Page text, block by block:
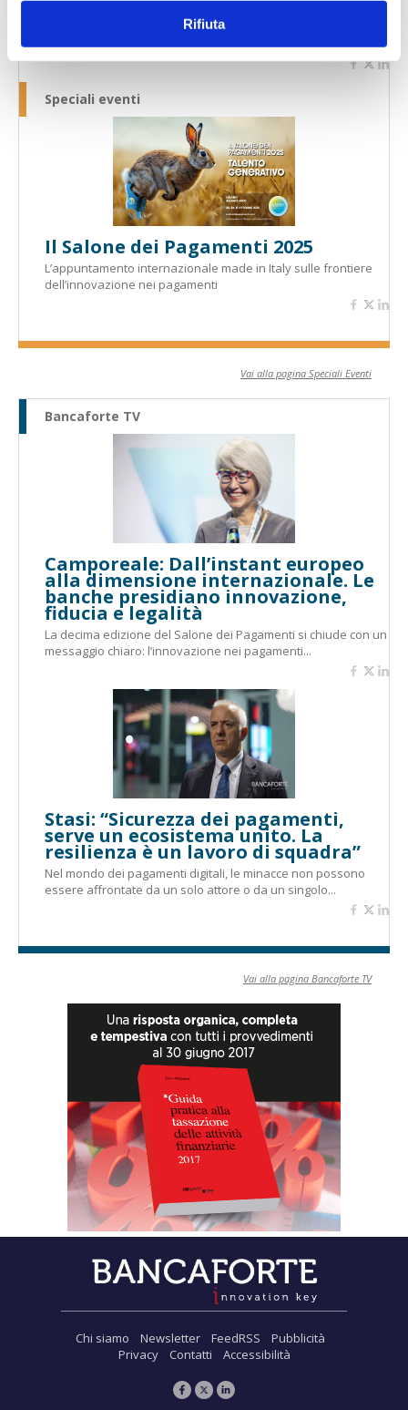
Rifiuta
Speciali eventi
Il Salone dei Pagamenti 2025
L’appuntamento internazionale made in Italy sulle frontiere
dell’innovazione nei pagamenti
Vai alla pagina Speciali Eventi
Bancaforte TV
Camporeale: Dall’instant europeo
alla dimensione internazionale. Le
banche presidiano innovazione,
fiducia e legalità
La decima edizione del Salone dei Pagamenti si chiude con un
messaggio chiaro: l’innovazione nei pagamenti...
Stasi: “Sicurezza dei pagamenti,
serve un ecosistema unito. La
resilienza è un lavoro di squadra”
Nel mondo dei pagamenti digitali, le minacce non possono
essere affrontate da un solo attore o da un singolo...
Vai alla pagina Bancaforte TV
Chi siamo Newsletter FeedRSS
Pubblicità
Privacy
Contatti Accessibilità